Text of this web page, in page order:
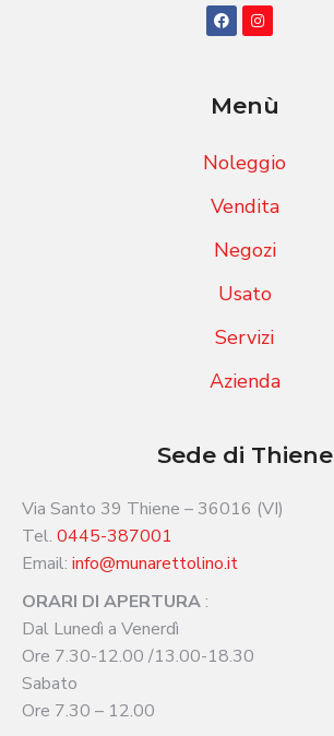
Menù
Noleggio
Vendita
Negozi
Usato
Servizi
Azienda
Sede di Thiene
Via Santo 39 Thiene – 36016 (VI)
Tel. 0445-387001
Email: info@munarettolino.it
ORARI DI APERTURA:
Dal Lunedì a Venerdì
Ore 7.30-12.00 /13.00-18.30
Sabato
Ore 7.30 – 12.00